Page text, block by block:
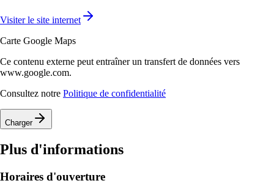
Visiter le site internet
Carte Google Maps
Ce contenu externe peut entraîner un transfert de données vers
www.google.com.
Consultez notre Politique de confidentialité
Charger
Plus d'informations
Horaires d'ouverture